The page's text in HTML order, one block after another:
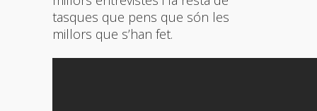
tasques que pens que són les
millors que s’han fet.